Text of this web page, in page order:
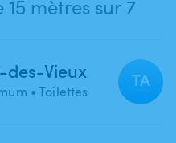
mètres sur 7
des-Vieux
• Toilettes
TA